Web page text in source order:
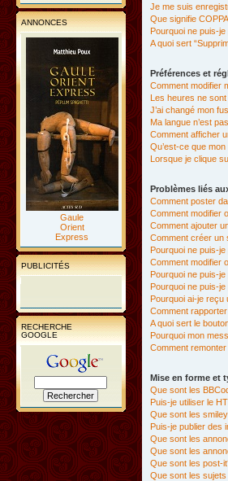
ANNONCES
Gaule
Orient
Express
PUBLICITÉS
RECHERCHE
GOOGLE
Je me suis
Que signifie
Pourquoi ne puis-je
A quoi sert
Préférences et
Comment modifier
Les heures ne
J’ai changé mon
Ma langue n’est
Comment afficher
Qu’est-ce que
Lorsque je clique
Problèmes liés
Comment poster
Comment modifier
Comment ajouter
Comment créer un
Pourquoi ne puis-je
Comment modifier
Pourquoi ne puis-
Pourquoi ne puis-
Pourquoi ai-je reçu
Comment
A quoi sert le
Pourquoi mon
Comment
Mise en forme et
Que sont les
Puis-je utiliser le
Que sont les
Puis-je publier des
Que sont les
Que sont les
Que sont les post-
Que sont les